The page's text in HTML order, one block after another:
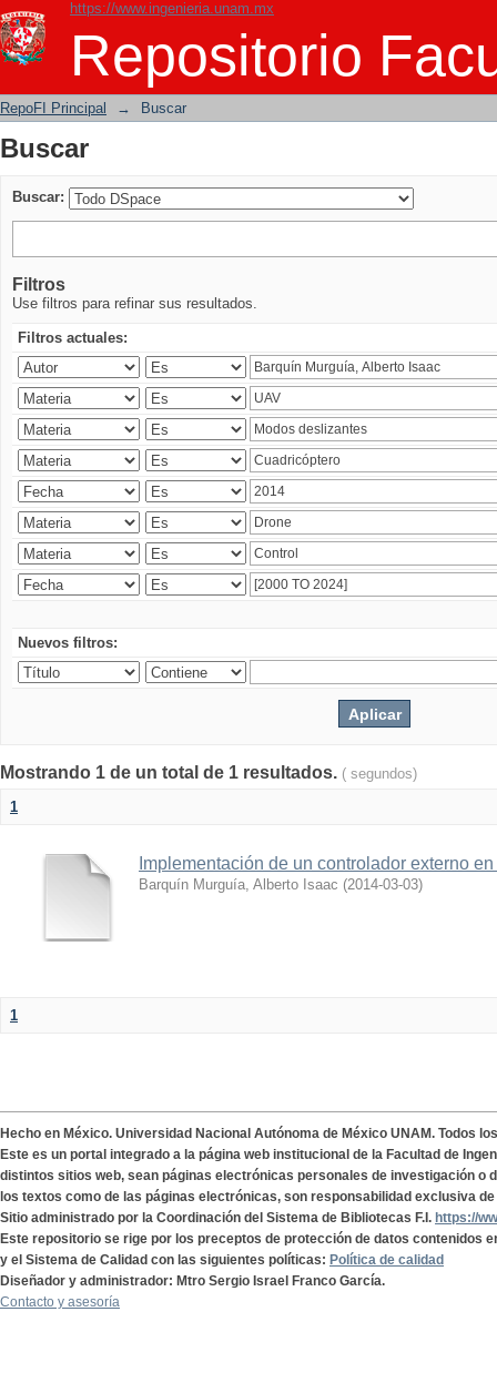
https://www.ingenieria.unam.mx
Repositorio
Buscar
RepoFI Principal → Buscar
Buscar
Buscar:
Filtros
Use filtros para refinar sus resultados.
Filtros actuales:
Nuevos filtros:
Mostrando 1 de un total de 1 resultados. ( segundos)
1
Implementación de un controlador externo
Barquín Murguía, Alberto Isaac (2014-03-03)
1
Hecho en México. Universidad Nacional Autónoma de México UNAM. Todos
Este es un portal integrado a la página web institucional de la Facultad de
distintos sitios web, sean páginas electrónicas personales de investigación o
los textos como de las páginas electrónicas, son responsabilidad exclusiva
Sitio administrado por la Coordinación del Sistema de Bibliotecas F.I. https://
Este repositorio se rige por los preceptos de protección de datos contenidos
y el Sistema de Calidad con las siguientes políticas: Política de calidad
Diseñador y administrador: Mtro Sergio Israel Franco García.
Contacto y asesoría